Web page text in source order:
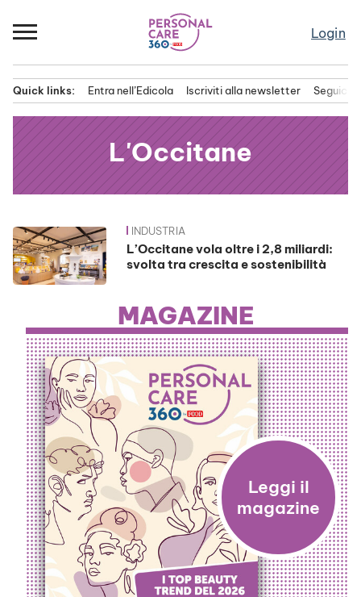
al
Login
principale
Quick links: Entra nell’Edicola Iscriviti alla newsletter Seguici
L'Occitane
News INDUSTRIA
L’Occitane vola oltre i 2,8 miliardi:
svolta tra crescita e sostenibilità
MAGAZINE